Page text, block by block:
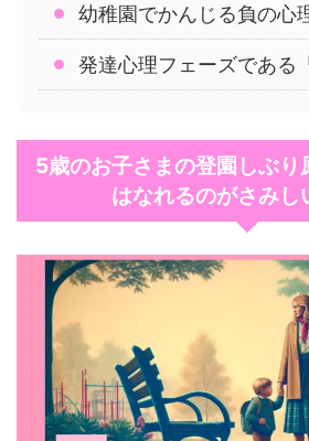
幼稚園でかんじる負の心
発達心理フェーズである
5歳のお子さまの登園しぶ
はなれるのがさみし